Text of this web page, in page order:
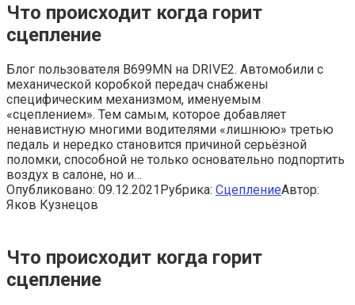
Что происходит когда горит
сцепление
Блог пользователя B699MN на DRIVE2. Автомобили с
механической коробкой передач снабжены
специфическим механизмом, именуемым
«сцеплением». Тем самым, которое добавляет
ненавистную многими водителями «лишнюю» третью
педаль и нередко становится причиной серьёзной
поломки, способной не только основательно подпортить
воздух в салоне, но и…
Опубликовано: 09.12.2021Рубрика: СцеплениеАвтор:
Яков Кузнецов
Что происходит когда горит
сцепление